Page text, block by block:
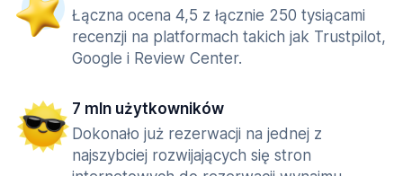
Łączna ocena 4,5 z łącznie 250 tysiącami
recenzji na platformach takich jak Trustpilot,
Google i Review Center.
7 mln użytkowników
Dokonało już rezerwacji na jednej z
najszybciej rozwijających się stron